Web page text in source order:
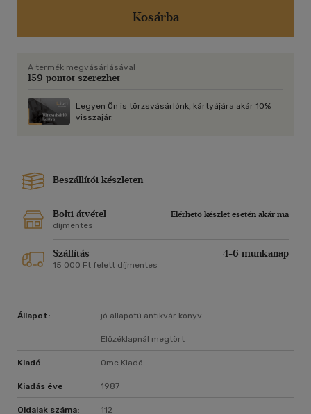
Kosárba
A termék megvásárlásával
159 pontot szerezhet
Legyen Ön is törzsvásárlónk, kártyájára akár 10%
visszajár.
Beszállítói készleten
Bolti átvétel
Elérhető készlet esetén akár ma
díjmentes
Szállítás 4-6 munkanap
15 000 Ft felett díjmentes
Állapot: jó állapotú antikvár könyv
Előzéklapnál megtört
Kiadó Omc Kiadó
Kiadás éve 1987
Oldalak száma: 112